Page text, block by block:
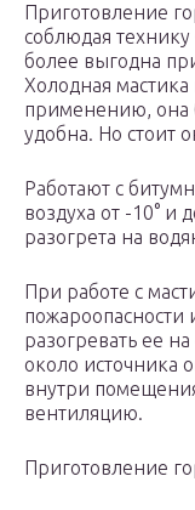
Приготовление
соблюдая технику
более выгодна
Холодная мастика
применению, она
удобна. Но стоит
Работают с
воздуха от -10° и
разогрета на
При работе с
пожароопасности
разогревать ее
около источника
внутри
вентиляцию.
Приготовление